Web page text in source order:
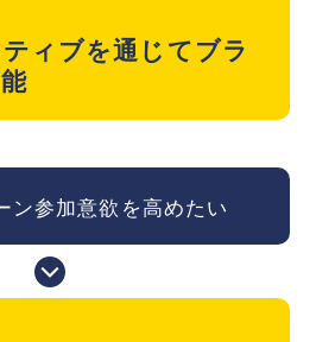
ィブを通じてブラ
ン参加意欲を高めたい